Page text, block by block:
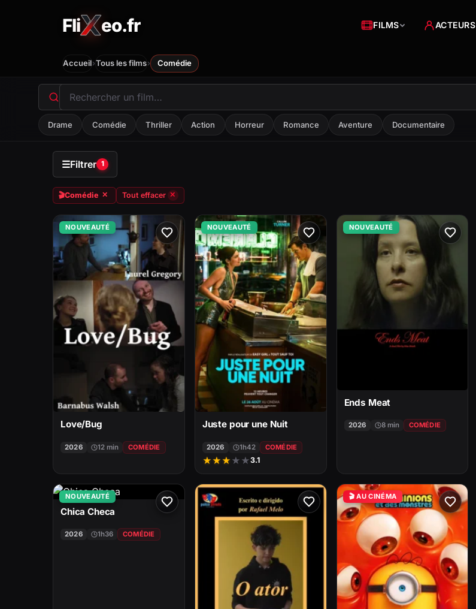
Fli eo.fr
FliXeo.fr
FILMS ACTEURS
Accueil›Tous les films› Comédie
Drame Comédie Thriller Action Horreur Romance Aventure Documentaire
☰Filtrer 1
🎬Comédie ✕ Tout effacer ✕
NOUVEAUTÉ
Love/Bug
2026 12 min COMÉDIE
NOUVEAUTÉ
Juste pour une Nuit
2026 1h42 COMÉDIE
★★★ ★ ★3.1
NOUVEAUTÉ
Ends Meat
2026 8 min COMÉDIE
NOUVEAUTÉ
Chica Checa
2026 1h36 COMÉDIE
🎬 AU CINÉMA